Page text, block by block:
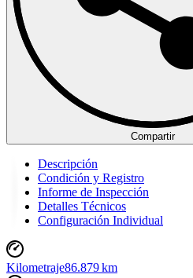
Compartir
Descripción
Condición y Registro
Informe de Inspección
Detalles Técnicos
Configuración Individual
Kilometraje86.879 km